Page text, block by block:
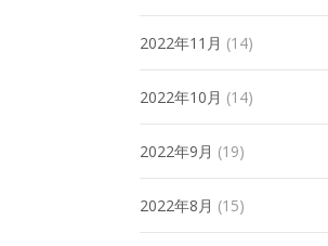
2022年11月 (14)
2022年10月 (14)
2022年9月 (19)
2022年8月 (15)